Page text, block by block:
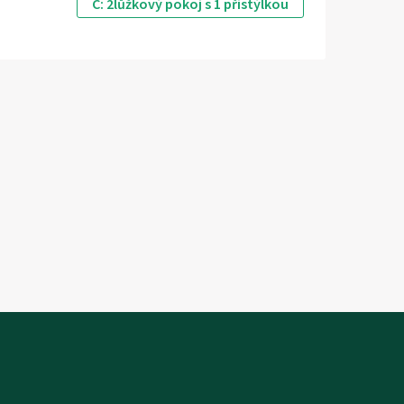
C: 2lůžkový pokoj s 1 přistýlkou